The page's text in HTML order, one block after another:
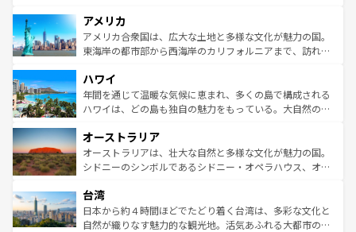
ンツ一覧を参照してほしい。
の建物がそのまま残る町や、スイスならではのユニークな
博物館もあり、アルプス観光だけでなく町歩きも満喫する
ことができる。国民の所得が高いため物価も高いが、旅行
ば市内交通費無料で観光を楽しむこともできる。 なお、新
着のスイス情報はコンテンツ一覧 を参照してほしい。
アメリカ
アメリカ合衆国は、広大な土地と多様な文化が魅力の国。
東海岸の都市部から西海岸のカリフォルニアまで、訪れる
のような巨大都市は、観光、ショッピング、エンターテイ
ンメントが詰まった刺激的なスポットだ。一方、アメリカ
西部には大自然が広がり、グランドキャニオンやイエロー
部のニューオーリンズでは、音楽と美食が融合した独特の
文化が魅力。旅行者はアメリカの各地域で異なる魅力を楽
しみながら、その多様性と豊かな歴史を感じることができ
ならではの贅沢な旅のスタイルだ。 なお、新着のアメリカ
情報はコンテンツ一覧を参照してほしい。
ハワイ
年間を通じて温暖な気候に恵まれ、多くの島で構成される
ハワイは、どの島も独自の魅力をもっている。大自然の神
ワイ島は見逃せない。また、定番の観光地といえばオアフ
島だが、静かな自然を求めるならマウイ島やカウアイ島が
おすすめ。エメラルドグリーンに輝く海をはじめ、豊かな
れるおもてなしの心で訪れる人々を迎えてくれるハワイの
人々、おいしいローカルフードやハワイアンミュージッ
ク、伝統的なフラダンスなど、すべてがハワイの魅力を彩
オーストラリア
オーストラリアは、壮大な自然と多様な文化が魅力の国。
シドニーのシンボルであるシドニー・オペラハウス、オー
リアリーフや大陸中央部にそびえるウルル（エアーズロッ
ク）、タスマニアの美しい原生林やケアンズの熱帯雨林な
ど、見どころがたくさん。また、カフェやワイン、オージ
台湾
日本から約４時間ほどでたどり着く台湾は、多彩な文化と
自然が織りなす魅力的な観光地。活気あふれる大都市の台